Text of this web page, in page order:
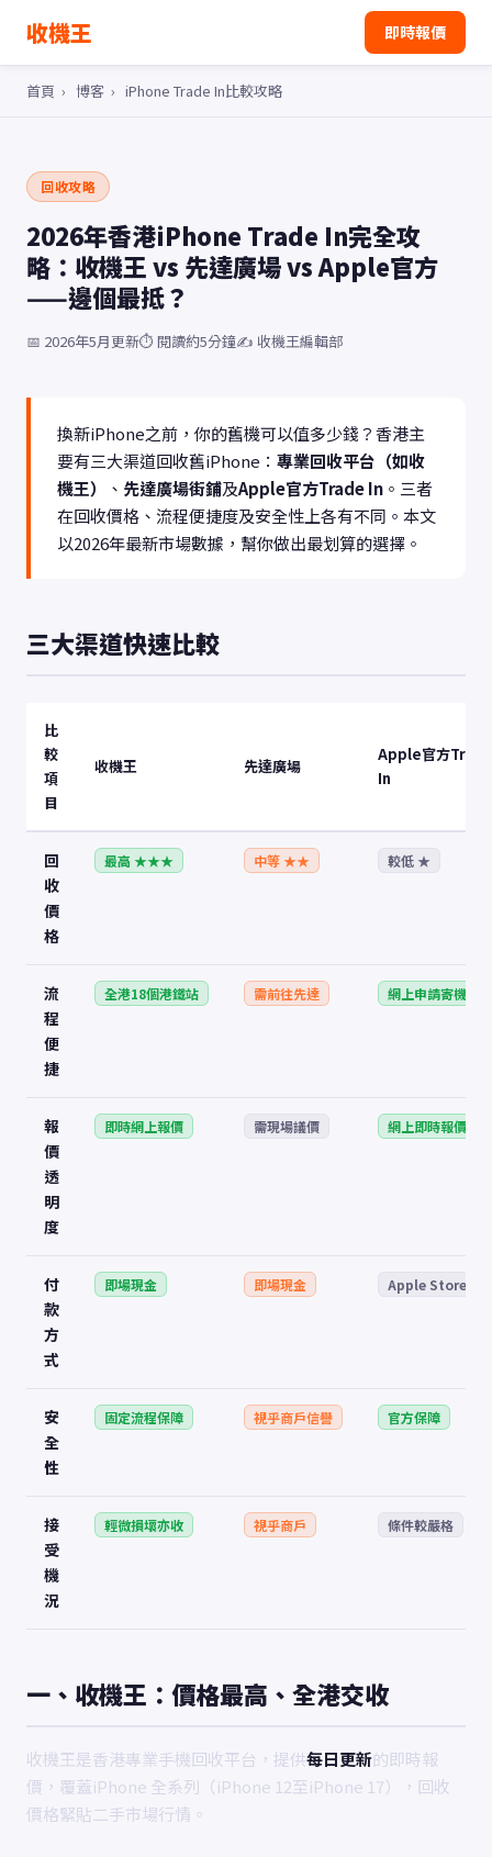
收機王 即時報價
首頁 › 博客 › iPhone Trade In比較攻略
回收攻略
2026年香港iPhone Trade In完全攻
略：收機王 vs 先達廣場 vs Apple官方
——邊個最抵？
📅 2026年5月更新⏱️ 閱讀約5分鐘✍️ 收機王編輯部
換新iPhone之前，你的舊機可以值多少錢？香港主
要有三大渠道回收舊iPhone： 專業回收平台（如收
機王）
、 先達廣場街鋪及Apple官方Trade In 。三者
在回收價格、流程便捷度及安全性上各有不同。本文
以2026年最新市場數據，幫你做出最划算的選擇。
三大渠道快速比較
比
較
項
目
收機王 先達廣場
Apple官方
In
回
收
價
格
最高 ★★★ 中等 ★★ 較低 ★
流
程
便
捷
全港18個港鐵站 需前往先達 網上申請寄機
報
價
透
明
度
即時網上報價 需現場議價 網上即時報價
付
款
方
式
即場現金 即場現金 Apple Store 折
安
全
性
固定流程保障 視乎商戶信譽 官方保障
接
受
機
況
輕微損壞亦收 視乎商戶 條件較嚴格
一、收機王：價格最高、全港交收
收機王是香港專業手機回收平台，提供每日更新的即時報
價，覆蓋iPhone 全系列（iPhone 12至iPhone 17），回收
價格緊貼二手市場行情。